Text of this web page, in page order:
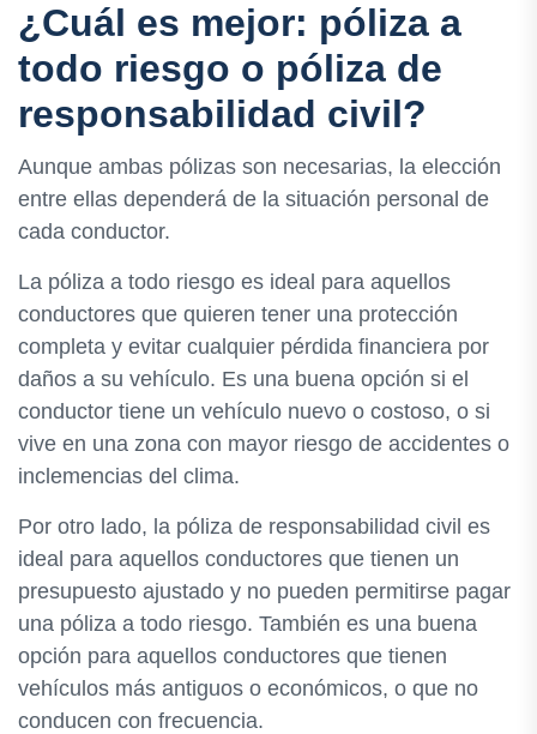
¿Cuál es mejor: póliza a
todo riesgo o póliza de
responsabilidad civil?
Aunque ambas pólizas son necesarias, la elección
entre ellas dependerá de la situación personal de
cada conductor.
La póliza a todo riesgo es ideal para aquellos
conductores que quieren tener una protección
completa y evitar cualquier pérdida financiera por
daños a su vehículo. Es una buena opción si el
conductor tiene un vehículo nuevo o costoso, o si
vive en una zona con mayor riesgo de accidentes o
inclemencias del clima.
Por otro lado, la póliza de responsabilidad civil es
ideal para aquellos conductores que tienen un
presupuesto ajustado y no pueden permitirse pagar
una póliza a todo riesgo. También es una buena
opción para aquellos conductores que tienen
vehículos más antiguos o económicos, o que no
conducen con frecuencia.